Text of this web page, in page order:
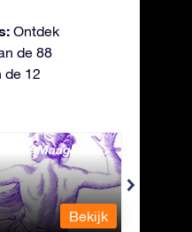
Ontdek
de 88
de 12
Maagd
Bekijk